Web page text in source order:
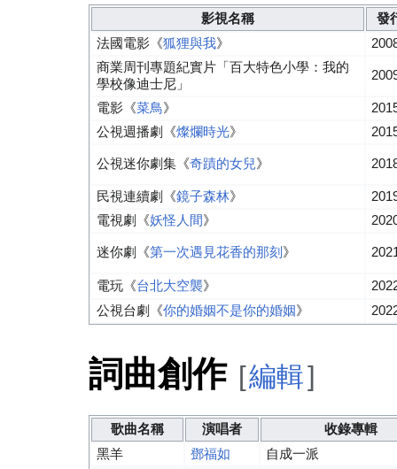
影視名稱
發
法國電影《狐狸與我》
商業周刊專題紀實片「百大特色小學：我的
學校像迪士尼」
電影《菜鳥》
公視週播劇《燦爛時光》
公視迷你劇集《奇蹟的女兒》
民視連續劇《鏡子森林》
電視劇《妖怪人間》
迷你劇《第一次遇見花香的那刻 》
電玩《台北大空襲》
公視台劇《你的婚姻不是你的婚姻》
詞曲創作 [編輯]
歌曲名稱 演唱者
收錄專輯
黑羊
鄧福如
自成一派